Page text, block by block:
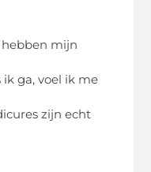
hebben mijn
ik ga, voel ik me
zijn echt